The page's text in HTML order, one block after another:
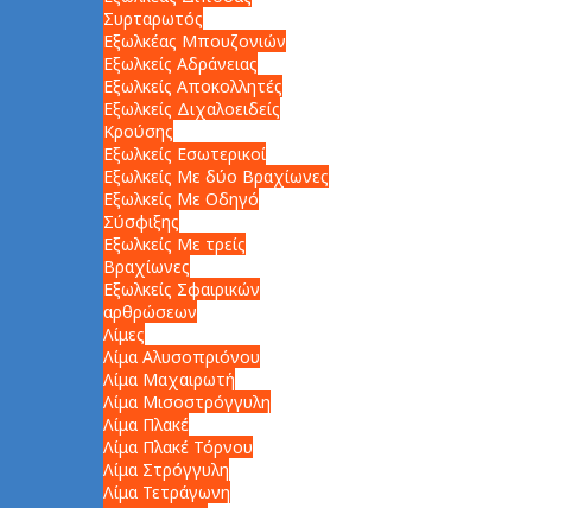
Συρταρωτός
Εξωλκέας Μπουζονιών
Εξωλκείς Αδράνειας
Εξωλκείς Αποκολλητές
Εξωλκείς Διχαλοειδείς
Κρούσης
Εξωλκείς Εσωτερικοί
Εξωλκείς Με δύο Βραχίωνες
Εξωλκείς Με Οδηγό
Σύσφιξης
Εξωλκείς Με τρείς
Βραχίωνες
Εξωλκείς Σφαιρικών
αρθρώσεων
Λίμες
Λίμα Αλυσοπριόνου
Λίμα Μαχαιρωτή
Λίμα Μισοστρόγγυλη
Λίμα Πλακέ
Λίμα Πλακέ Τόρνου
Λίμα Στρόγγυλη
Λίμα Τετράγωνη